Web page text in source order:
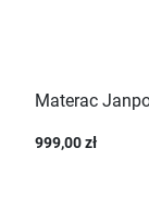
Materac
999,00 zł